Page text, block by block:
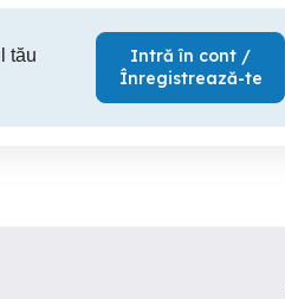
tău
Intră în cont /
Înregistrează-te